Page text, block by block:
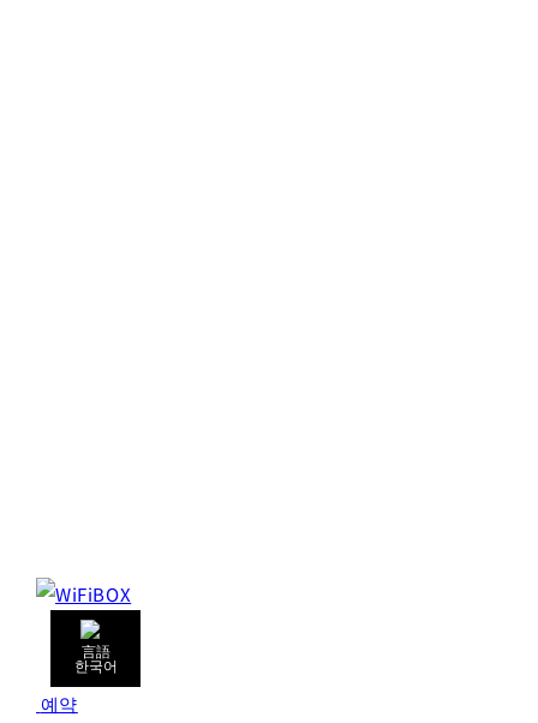
한국어
예약